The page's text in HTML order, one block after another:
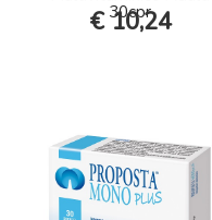
30cpr
€ 10,24